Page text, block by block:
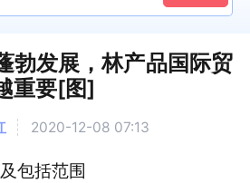
勃发展，林产品国际贸
重要[图]
2020-12-08 07:13
包括范围